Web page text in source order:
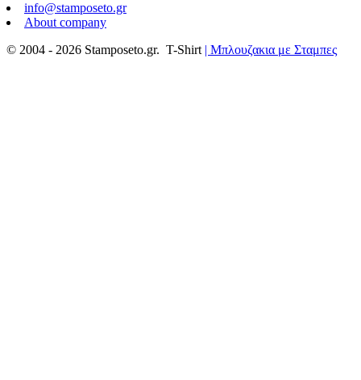
info@stamposeto.gr
About company
© 2004 - 2026 Stamposeto.gr. T-Shirt | Μπλουζακια με Σταμπες